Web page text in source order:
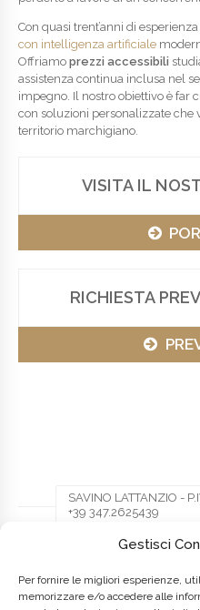
Gestisci
Per fornire le migliori esperienze,
memorizzare e/o accedere alle
Con quasi trent’anni di
con intelligenza artificiale
Offriamo prezzi accessibili
assistenza continua inclusa nel
impegno. Il nostro obiettivo è far
con soluzioni personalizzate che
territorio marchigiano.
VISITA IL
RICHIESTA
SAVINO LATTANZIO -
+39 347.2625439
Facebook Twitter